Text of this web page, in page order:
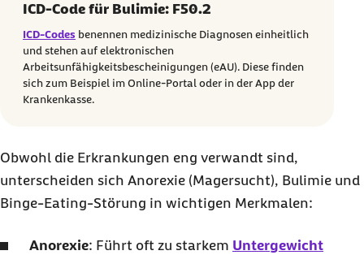
ICD-Code für Bulimie: F50.2
ICD-Codes benennen medizinische Diagnosen einheitlich
und stehen auf elektronischen
Arbeitsunfähigkeitsbescheinigungen (eAU). Diese finden
sich zum Beispiel im Online-Portal oder in der App der
Krankenkasse.
Obwohl die Erkrankungen eng verwandt sind,
unterscheiden sich Anorexie (Magersucht), Bulimie und
Binge-Eating-Störung in wichtigen Merkmalen:
Anorexie: Führt oft zu starkem Untergewicht